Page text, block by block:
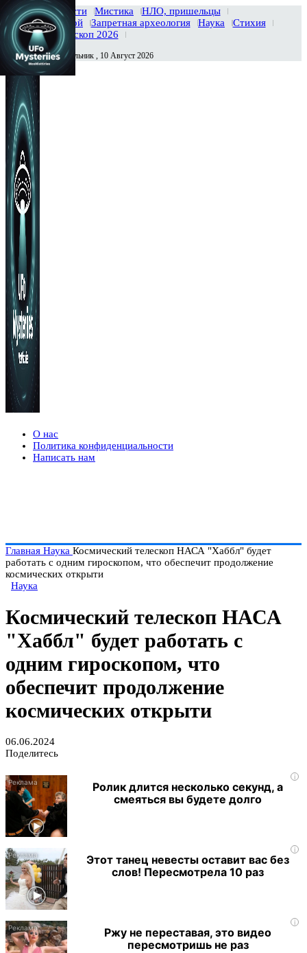
Главная Новости Мистика
НЛО, пришельцы
Тайны вселенной
Запретная археология Наука
Стихия
История
Гороскоп 2026
Сегодня Понедельник , 10 Август 2026
О нас
Политика конфиденциальности
Написать нам
Главная Наука Космический телескоп НАСА "Хаббл" будет
работать с одним гироскопом, что обеспечит продолжение
космических открыти
Наука
Космический телескоп НАСА
"Хаббл" будет работать с
одним гироскопом, что
обеспечит продолжение
космических открыти
06.06.2024
Поделитесь
i
Ролик длится несколько секунд, а
смеяться вы будете долго
i
Этот танец невесты оставит вас без
слов! Пересмотрела 10 раз
i
Ржу не переставая, это видео
пересмотришь не раз